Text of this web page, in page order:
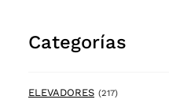
Categorías
ELEVADORES (217)217 products